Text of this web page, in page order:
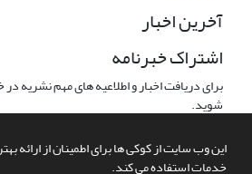
این وب سایت از کوکی ها برای اطمینان از ارائه
خدمات استفاده می کند.
آخرین اخبار
اشتراک خبرنامه
برای دریافت اخبار و اطلاعیه های مهم نشریه
شوید.